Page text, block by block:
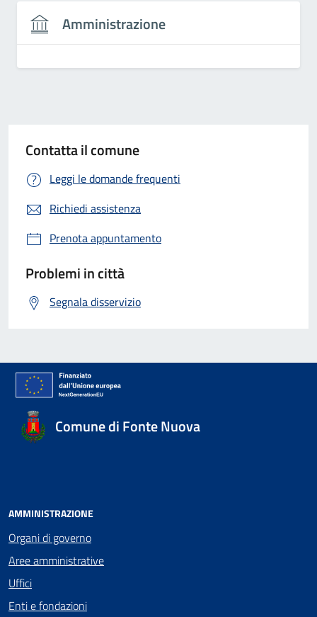
Amministrazione
Contatta il comune
Leggi le domande frequenti
Richiedi assistenza
Prenota appuntamento
Problemi in città
Segnala disservizio
Comune di Fonte Nuova
AMMINISTRAZIONE
Organi di governo
Aree amministrative
Uffici
Enti e fondazioni